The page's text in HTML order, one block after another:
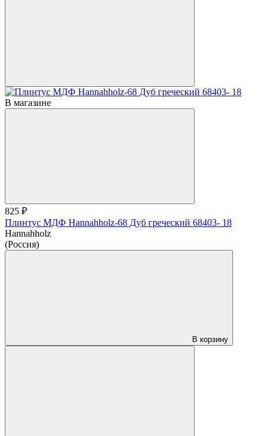
В магазине
825 ₽
Плинтус МДФ Hannahholz-68 Дуб греческий 68403- 18
Hannahholz
(Россия)
В корзину